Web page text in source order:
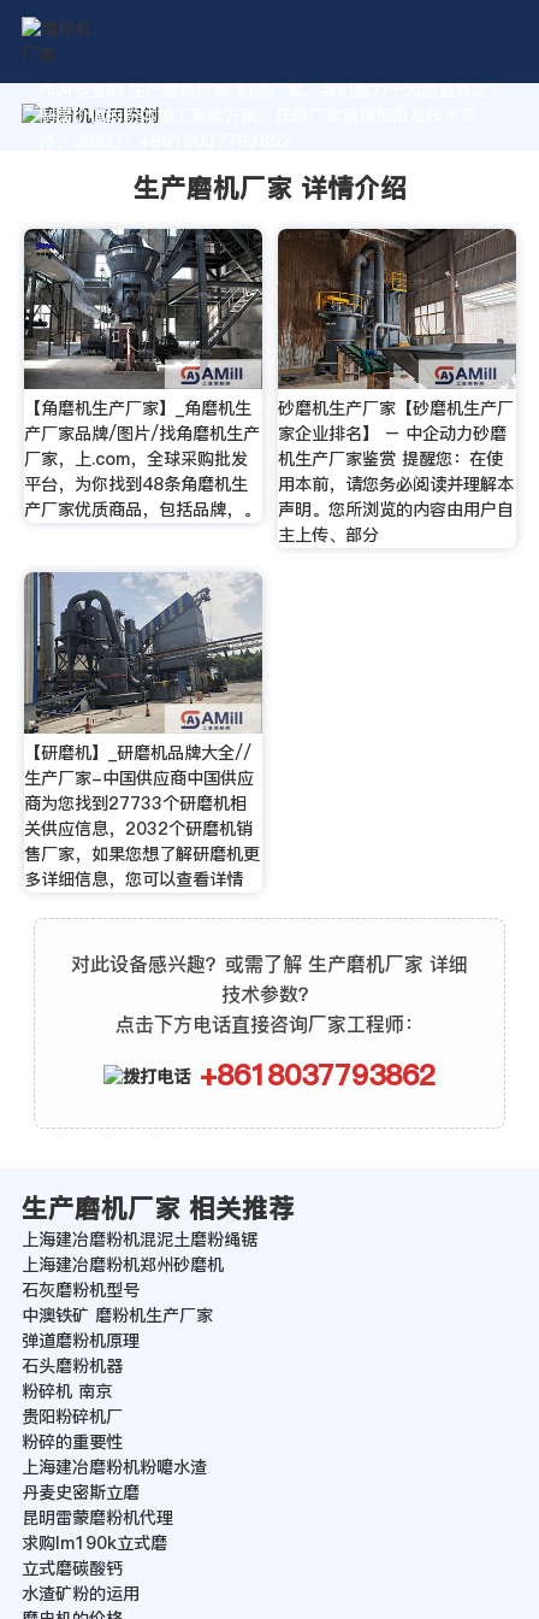
作为专业的 生产磨机厂家 制造厂家，我们致力于为您量身定
制高价值的粉体加工系统方案。获取厂家直销报价及技术支
生产磨机厂家 详情介绍
【角磨机生产厂家】_角磨机生
产厂家品牌/图片/找角磨机生产
厂家，上.com，全球采购批发
平台，为你找到48条角磨机生
产厂家优质商品，包括品牌，。
砂磨机生产厂家【砂磨机生产厂
家企业排名】 – 中企动力砂磨
机生产厂家鉴赏 提醒您：在使
用本前，请您务必阅读并理解本
声明。您所浏览的内容由用户自
主上传、部分
【研磨机】_研磨机品牌大全//
生产厂家-中国供应商中国供应
商为您找到27733个研磨机相
关供应信息，2032个研磨机销
售厂家，如果您想了解研磨机更
多详细信息，您可以查看详情
对此设备感兴趣？或需了解 生产磨机厂家 详细
技术参数？
点击下方电话直接咨询厂家工程师：
+8618037793862
生产磨机厂家 相关推荐
上海建冶磨粉机混泥土磨粉绳锯
上海建冶磨粉机郑州砂磨机
石灰磨粉机型号
中澳铁矿 磨粉机生产厂家
弹道磨粉机原理
石头磨粉机器
粉碎机 南京
贵阳粉碎机厂
粉碎的重要性
上海建冶磨粉机粉嚰水渣
丹麦史密斯立磨
昆明雷蒙磨粉机代理
求购lm190k立式磨
立式磨碳酸钙
水渣矿粉的运用